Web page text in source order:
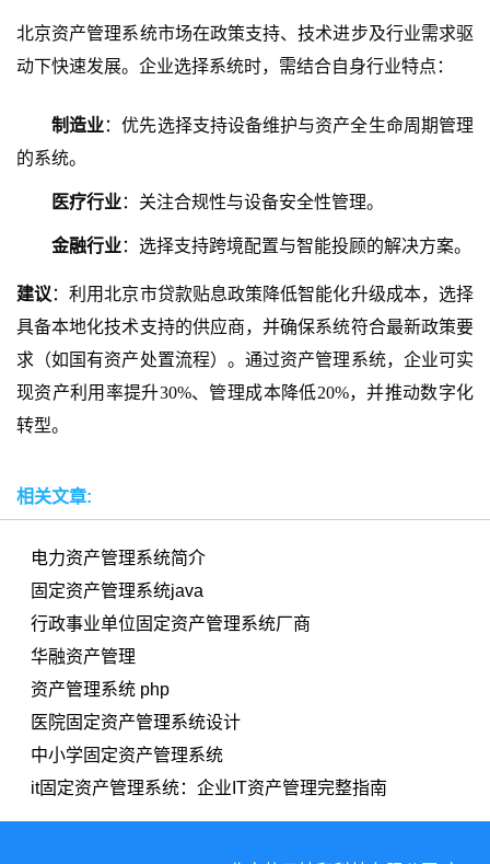
北京资产管理系统市场在政策支持、技术进步及行业需求驱
动下快速发展。企业选择系统时，需结合自身行业特点：
制造业：优先选择支持设备维护与资产全生命周期管理
的系统。
医疗行业：关注合规性与设备安全性管理。
金融行业：选择支持跨境配置与智能投顾的解决方案。
建议 ：利用北京市贷款贴息政策降低智能化升级成本，选择
具备本地化技术支持的供应商，并确保系统符合最新政策要
求（如国有资产处置流程）。通过资产管理系统，企业可实
现资产利用率提升30%、管理成本降低20%，并推动数字化
转型。
相关文章:
电力资产管理系统简介
固定资产管理系统java
行政事业单位固定资产管理系统厂商
华融资产管理
资产管理系统 php
医院固定资产管理系统设计
中小学固定资产管理系统
it固定资产管理系统：企业IT资产管理完整指南